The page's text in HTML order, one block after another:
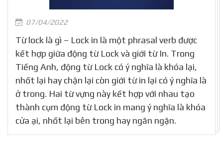
07/04/2022
Từ lock là gì – Lock in là một phrasal verb được
kết hợp giữa động từ Lock và giới từ In. Trong
Tiếng Anh, động từ Lock có ý nghĩa là khóa lại,
nhốt lại hay chặn lại còn giới từ in lại có ý nghĩa là
ở trong. Hai từ vựng này kết hợp với nhau tạo
thành cụm động từ Lock in mang ý nghĩa là khóa
cửa ại, nhốt lại bên trong hay ngăn ngặn.